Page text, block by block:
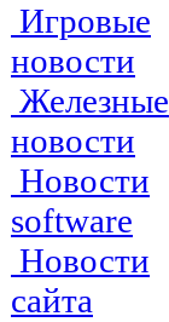
Игровые
новости
Железные
новости
Новости
software
Новости
сайта